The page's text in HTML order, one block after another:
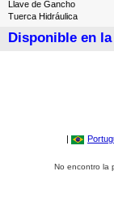
Llave de Gancho
Tuerca Hidráulica
Disponible en
|
No encontro la